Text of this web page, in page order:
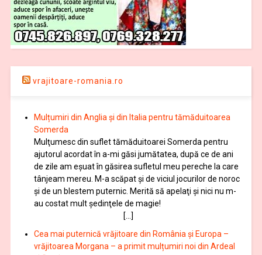
vrajitoare-romania.ro
Mulțumiri din Anglia și din Italia pentru tămăduitoarea
Somerda
Mulţumesc din suflet tămăduitoarei Somerda pentru
ajutorul acordat în a-mi găsi jumătatea, după ce de ani
de zile am eşuat în găsirea sufletul meu pereche la care
tânjeam mereu. M-a scăpat şi de viciul jocurilor de noroc
şi de un blestem puternic. Merită să apelaţi şi nici nu m-
au costat mult şedinţele de magie!
[…]
Cea mai puternică vrăjitoare din România și Europa –
vrăjitoarea Morgana – a primit mulțumiri noi din Ardeal